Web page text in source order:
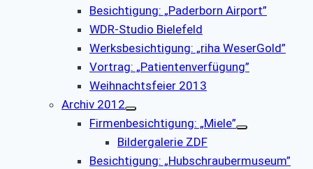
Besichtigung: „Paderborn Airport”
WDR-Studio Bielefeld
Werksbesichtigung: „riha WeserGold”
Vortrag: „Patientenverfügung”
Weihnachtsfeier 2013
Archiv 2012
Firmenbesichtigung: „Miele”
Bildergalerie ZDF
Besichtigung: „Hubschraubermuseum”